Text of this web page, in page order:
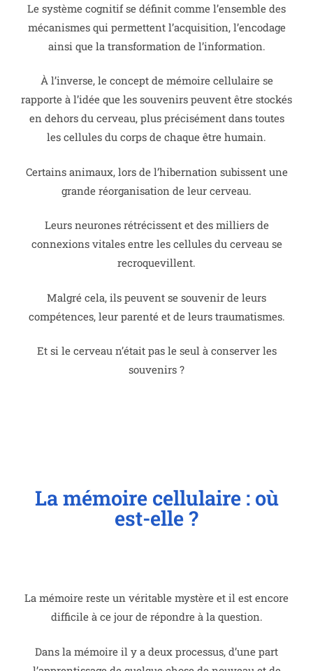
Le système cognitif se définit comme l’ensemble des
mécanismes qui permettent l’acquisition, l’encodage
ainsi que la transformation de l’information.
À l’inverse, le concept de mémoire cellulaire se
rapporte à l’idée que les souvenirs peuvent être stockés
en dehors du cerveau, plus précisément dans toutes
les cellules du corps de chaque être humain.
Certains animaux, lors de l’hibernation subissent une
grande réorganisation de leur cerveau.
Leurs neurones rétrécissent et des milliers de
connexions vitales entre les cellules du cerveau se
recroquevillent.
Malgré cela, ils peuvent se souvenir de leurs
compétences, leur parenté et de leurs traumatismes.
Et si le cerveau n’était pas le seul à conserver les
souvenirs ?
La mémoire cellulaire : où
est-elle ?
La mémoire reste un véritable mystère et il est encore
difficile à ce jour de répondre à la question.
Dans la mémoire il y a deux processus, d’une part